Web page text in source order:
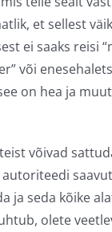
et sellest
ei saaks reisi
või
on hea ja
võivad
ja seda kõike
olete